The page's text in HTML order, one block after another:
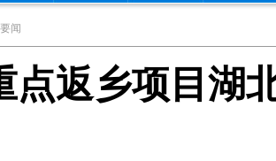
闻
点返乡项目湖